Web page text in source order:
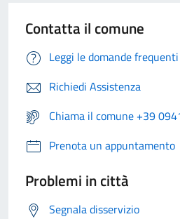
Contatta il comune
Leggi le domande frequenti
Richiedi Assistenza
Chiama il comune +39
Prenota un appuntamento
Problemi in città
Segnala disservizio